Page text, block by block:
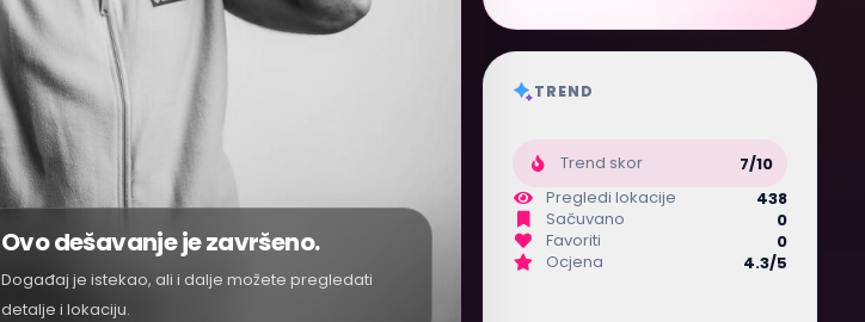
Ovo dešavanje je završeno.
Događaj je istekao, ali i dalje možete pregledati
detalje i lokaciju.
TREND
Trend skor
7/10
Pregledi lokacije
438
Sačuvano
0
Favoriti
0
Ocjena
4.3/5